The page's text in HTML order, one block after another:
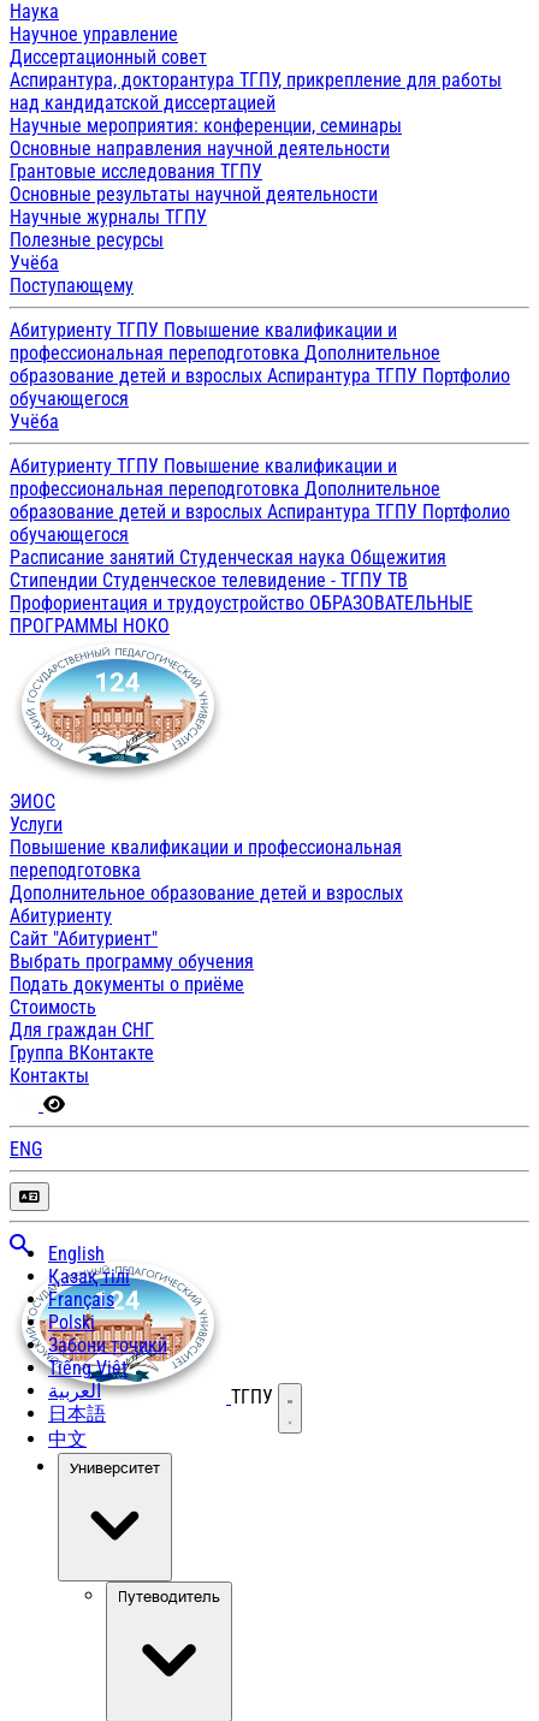
Наука
Научное управление
Диссертационный совет
Аспирантура, докторантура ТГПУ, прикрепление для работы
над кандидатской диссертацией
Научные мероприятия: конференции, семинары
Основные направления научной деятельности
Грантовые исследования ТГПУ
Основные результаты научной деятельности
Научные журналы ТГПУ
Полезные ресурсы
Учёба
Поступающему
Абитуриенту ТГПУ Повышение квалификации и
профессиональная переподготовка Дополнительное
образование детей и взрослых Аспирантура ТГПУ Портфолио
обучающегося
Учёба
Абитуриенту ТГПУ Повышение квалификации и
профессиональная переподготовка Дополнительное
образование детей и взрослых Аспирантура ТГПУ Портфолио
обучающегося
Расписание занятий Студенческая наука Общежития
Стипендии Студенческое телевидение - ТГПУ ТВ
Профориентация и трудоустройство ОБРАЗОВАТЕЛЬНЫЕ
ПРОГРАММЫ НОКО
ЭИОС
Услуги
Повышение квалификации и профессиональная
переподготовка
Дополнительное образование детей и взрослых
Абитуриенту
Сайт "Абитуриент"
Выбрать программу обучения
Подать документы о приёме
Стоимость
Для граждан СНГ
Группа ВКонтакте
Контакты
ENG
English
Қазақ тілі
Français
Polski
Забони тоҷикӣ
Tiếng Việt
العربية
日本語
中文
ТГПУ Открыть меню
Университет
Путеводитель